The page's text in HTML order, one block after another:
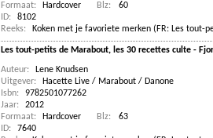
Formaat:
Hardcover Blz:
60
ID:
8102
Reeks:
Koken met je favoriete merken (FR: Les tout-
Les tout-petits de Marabout, les 30 recettes culte -
Auteur:
Lene Knudsen
Uitgever:
Hacette Live / Marabout / Danone
Isbn:
9782501077262
Jaar:
2012
Formaat:
Hardcover Blz:
63
ID:
7640